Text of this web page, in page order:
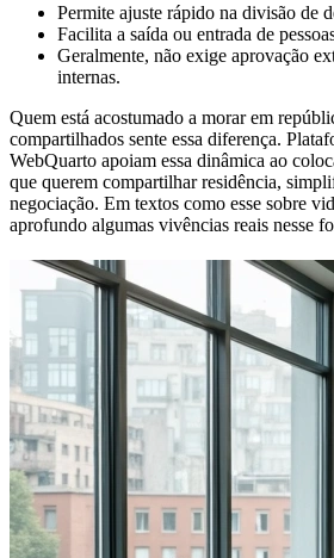
Permite ajuste rápido na divisão de
Facilita a saída ou entrada de
Geralmente, não exige aprovação
internas.
Quem está acostumado a morar em
compartilhados sente essa diferença.
WebQuarto apoiam essa dinâmica ao
que querem compartilhar residência,
negociação. Em textos como esse sobre
aprofundo algumas vivências reais nesse